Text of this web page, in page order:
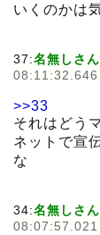
いくのかは
37:名無しさ
08:11:32.646
>>33
それはどう
ネットで宣
な
34:名無しさ
08:07:57.021